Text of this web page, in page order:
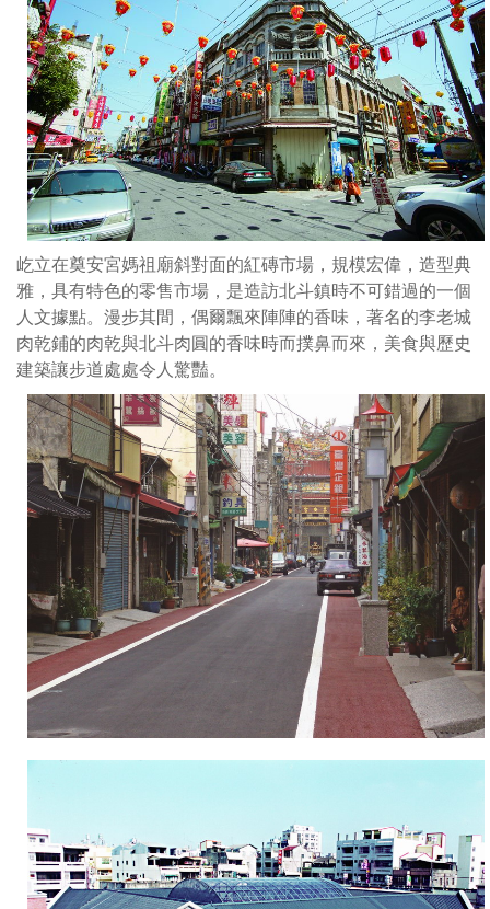
模
宏
偉，
造
型
典
雅，
具
有
特
色
的
零
售
市
場，
是
造
訪
北
時
可
過
文
據
點。
屹立在奠安宮媽祖廟斜對面的紅磚市場，規模宏偉，造型典
雅，具有特色的零售市場，是造訪北斗鎮時不可錯過的一個
人文據點。漫步其間，偶爾飄來陣陣的香味，著名的李老城
肉乾鋪的肉乾與北斗肉圓的香味時而撲鼻而來，美食與歷史
建築讓步道處處令人驚豔。